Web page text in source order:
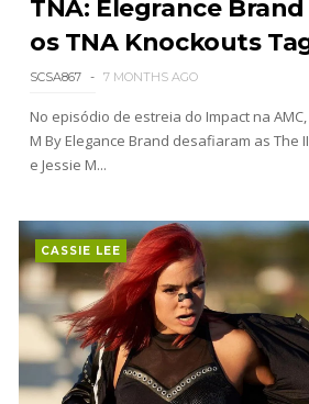
WWE: Unreal Season 3
Unknown - Jul 26 2026
Dark Side of the Ring Season
Unknown-Jul 26 2026
WWE Main Event, July 23, 2026
Unknown-Jul 26 2026
TNA: Elegrance
os TNA Knockouts
SCSA867 7 MONTHS AGO
No episódio de estreia do Impact na
M By Elegance Brand desafiaram as The
e Jessie M...
CASSIE LEE